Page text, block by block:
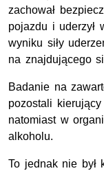
zachował
pojazdu i uderzył
wyniku siły
na znajdującego
Badanie na
pozostali
natomiast w
alkoholu.
To jednak nie był